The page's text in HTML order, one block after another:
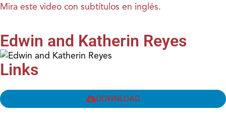
Mira este video con subtítulos en inglés.
Edwin and Katherin Reyes
Links
DOWNLOAD